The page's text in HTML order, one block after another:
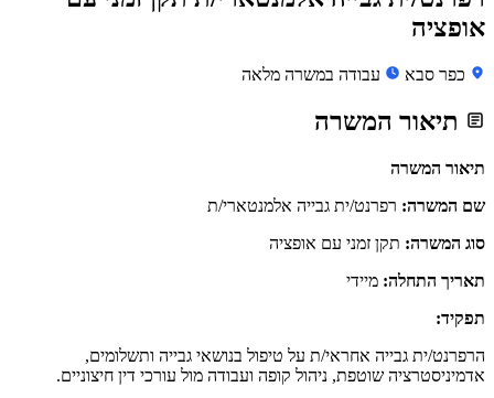
אופציה
כפר סבא עבודה במשרה מלאה
תיאור המשרה
תיאור המשרה
שם המשרה: רפרנט/ית גבייה אלמנטארי/ת
סוג המשרה: תקן זמני עם אופציה
תאריך התחלה: מיידי
תפקיד:
הרפרנט/ית גבייה אחראי/ת על טיפול בנושאי גבייה ותשלומים,
אדמיניסטרציה שוטפת, ניהול קופה ועבודה מול עורכי דין חיצוניים.